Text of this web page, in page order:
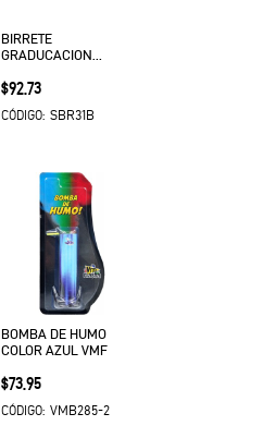
BIRRETE
GRADUCACION
Precio
$92.73
CÓDIGO: SBR31B
BOMBA DE HUMO
COLOR AZUL VMF
Precio
$73.95
CÓDIGO: VMB285-2